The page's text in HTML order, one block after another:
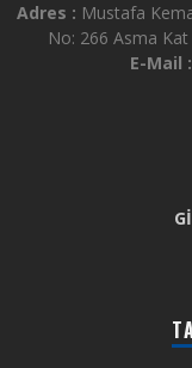
Adres : Mustafa
No: 266 Asma
E-Mail :